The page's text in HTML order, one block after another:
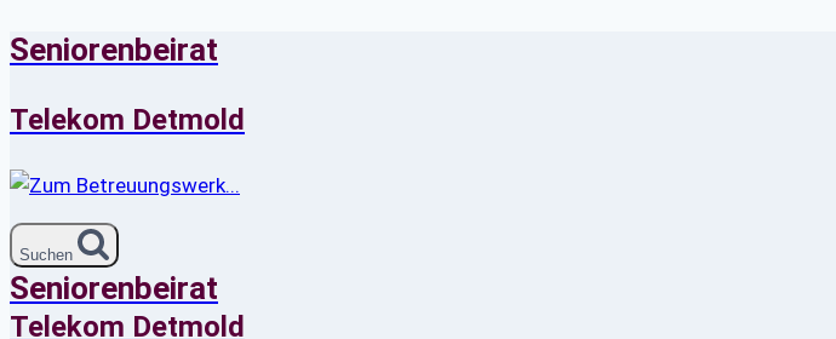
Zum
springen
Seniorenbeirat
Telekom Detmold
Suchen
Seniorenbeirat
Telekom Detmold